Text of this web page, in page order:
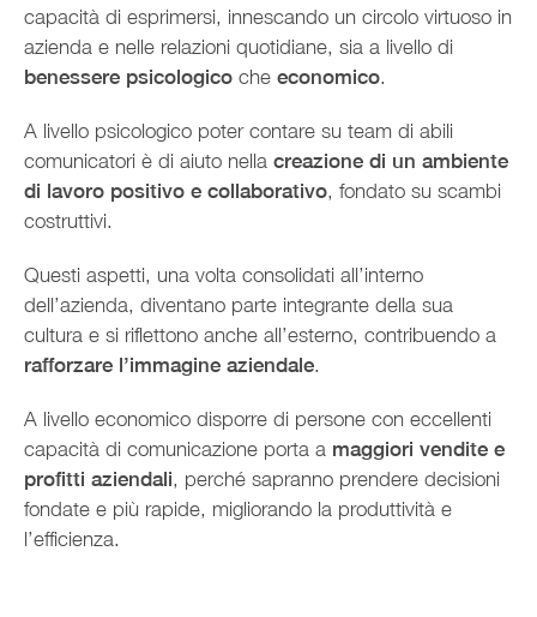
capacità di esprimersi, innescando un circolo virtuoso in
azienda e nelle relazioni quotidiane, sia a livello di
benessere psicologico che economico.
A livello psicologico poter contare su team di abili
comunicatori è di aiuto nella creazione di un ambiente
di lavoro positivo e collaborativo, fondato su scambi
costruttivi.
Questi aspetti, una volta consolidati all’interno
dell’azienda, diventano parte integrante della sua
cultura e si riflettono anche all’esterno, contribuendo a
rafforzare l’immagine aziendale.
A livello economico disporre di persone con eccellenti
capacità di comunicazione porta a maggiori vendite e
profitti aziendali, perché sapranno prendere decisioni
fondate e più rapide, migliorando la produttività e
l’efficienza.